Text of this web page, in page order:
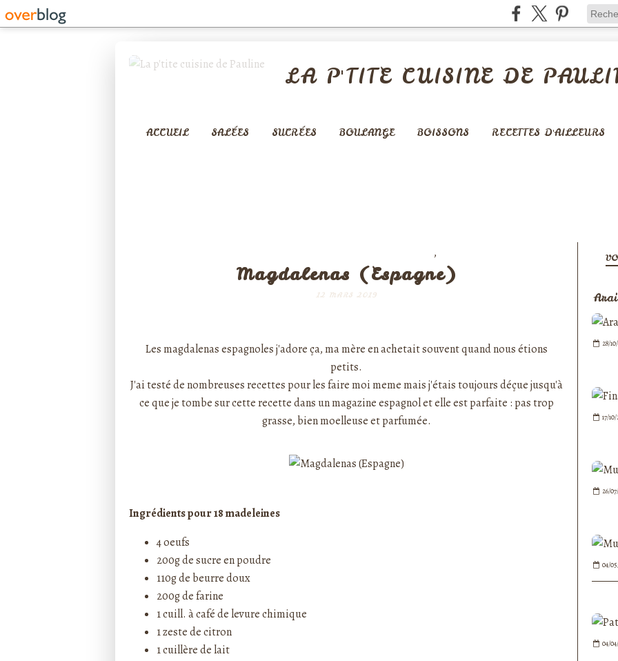
LA P'TITE CUISINE DE
ACCUEIL SALÉES SUCRÉES BOULANGE BOISSONS RECETTES D'AILLEURS
,
Magdalenas (Espagne)
12 MARS 2019
Les magdalenas espagnoles j'adore ça, ma mère en achetait souvent quand nous étions
petits.
J'ai testé de nombreuses recettes pour les faire moi meme mais j'étais toujours déçue jusqu'à
ce que je tombe sur cette recette dans un magazine espagnol et elle est parfaite : pas trop
grasse, bien moelleuse et parfumée.
Ingrédients pour 18 madeleines
4 oeufs
200g de sucre en poudre
110g de beurre doux
200g de farine
1 cuill. à café de levure chimique
1 zeste de citron
1 cuillère de lait
28/
17/
26/
04/
04/